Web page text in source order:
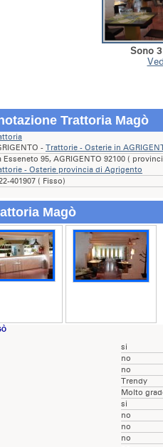
Sono
Trattoria Magò
- Trattorie - Osterie in
Esseneto 95, AGRIGENTO 92100 (
- Osterie provincia di Agrigento
401907 ( Fisso)
Magò
si
no
no
Trendy
Molto
si
no
no
no